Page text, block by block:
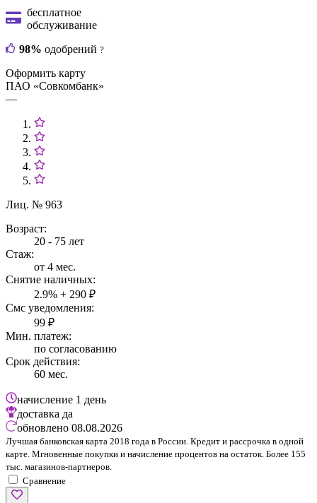
бесплатное
обслуживание
98% одобрений ?
Оформить карту
ПАО «Совкомбанк»
—
Лиц. № 963
Возраст:
20 - 75 лет
Стаж:
от 4 мес.
Снятие наличных:
2.9% + 290 ₽
Смс уведомления:
99 ₽
Мин. платеж:
по согласованию
Срок действия:
60 мес.
начисление 1 день
доставка да
обновлено 08.08.2026
Лучшая банковская карта 2018 года в России. Кредит и рассрочка в одной
карте. Мгновенные покупки и начисление процентов на остаток. Более 155
тыс. магазинов-партнеров.
Сравнение